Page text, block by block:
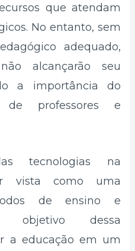
que atendam
No entanto, sem
adequado,
alcançarão seu
a importância do
de professores e
tecnologias na
vista como uma
de ensino e
objetivo dessa
a educação em um